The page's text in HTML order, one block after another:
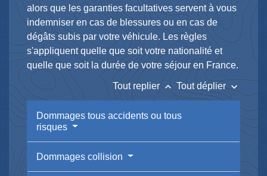
alors que les garanties facultatives servent à vous
indemniser en cas de blessures ou en cas de
dégâts subis par votre véhicule. Les règles
s'appliquent quelle que soit votre nationalité et
quelle que soit la durée de votre séjour en France.
Tout replier keyboard_arrow_up Tout déplierkeyboard_arrow_down
Dommages tous accidents ou tous
risques
Dommages collision